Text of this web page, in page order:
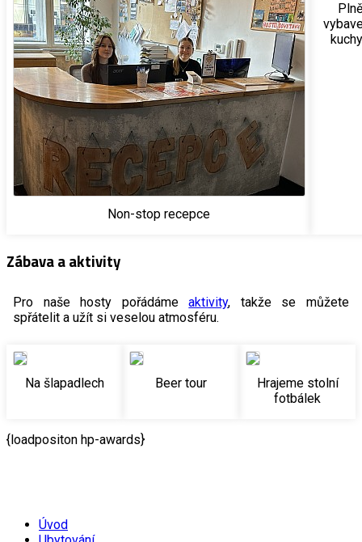
Non-stop recepce
Plně
Zábava a aktivity
Pro naše hosty pořádámeaktivity, takže se můžete
spřátelit a užít si veselou atmosféru.
Na šlapadlech Beer tour
Hrajeme stolní
fotbálek
{loadpositon hp-awards}
Úvod